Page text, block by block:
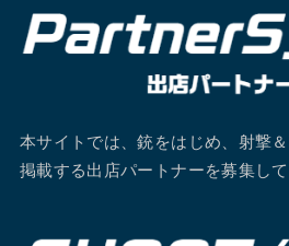
本サイトでは、銃をはじめ、射撃
掲載する出店パートナーを募集して